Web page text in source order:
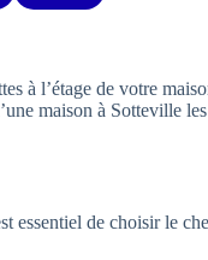
à l’étage de votre
maison à Sotteville
essentiel de choisir le